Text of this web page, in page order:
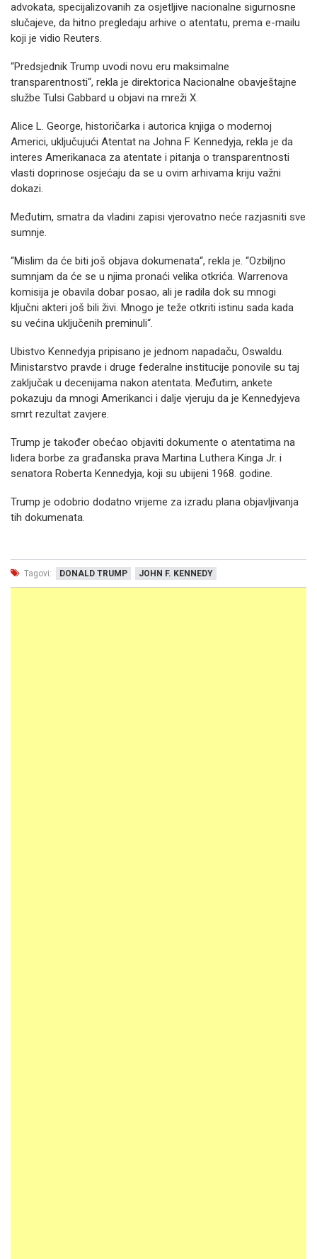
advokata, specijalizovanih za osjetljive nacionalne sigurnosne
slučajeve, da hitno pregledaju arhive o atentatu, prema e-mailu
koji je vidio Reuters.
“Predsjednik Trump uvodi novu eru maksimalne
transparentnosti“, rekla je direktorica Nacionalne obavještajne
službe Tulsi Gabbard u objavi na mreži X.
Alice L. George, historičarka i autorica knjiga o modernoj
Americi, uključujući Atentat na Johna F. Kennedyja, rekla je da
interes Amerikanaca za atentate i pitanja o transparentnosti
vlasti doprinose osjećaju da se u ovim arhivama kriju važni
dokazi.
Međutim, smatra da vladini zapisi vjerovatno neće razjasniti sve
sumnje.
“Mislim da će biti još objava dokumenata“, rekla je. “Ozbiljno
sumnjam da će se u njima pronaći velika otkrića. Warrenova
komisija je obavila dobar posao, ali je radila dok su mnogi
ključni akteri još bili živi. Mnogo je teže otkriti istinu sada kada
su većina uključenih preminuli“.
Ubistvo Kennedyja pripisano je jednom napadaču, Oswaldu.
Ministarstvo pravde i druge federalne institucije ponovile su taj
zaključak u decenijama nakon atentata. Međutim, ankete
pokazuju da mnogi Amerikanci i dalje vjeruju da je Kennedyjeva
smrt rezultat zavjere.
Trump je također obećao objaviti dokumente o atentatima na
lidera borbe za građanska prava Martina Luthera Kinga Jr. i
senatora Roberta Kennedyja, koji su ubijeni 1968. godine.
Trump je odobrio dodatno vrijeme za izradu plana objavljivanja
tih dokumenata.
Tagovi: DONALD TRUMP JOHN F. KENNEDY